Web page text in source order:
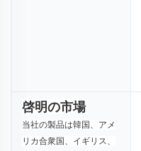
啓明の市場
当社の製品は韓国、アメ
リカ合衆国、イギリス、